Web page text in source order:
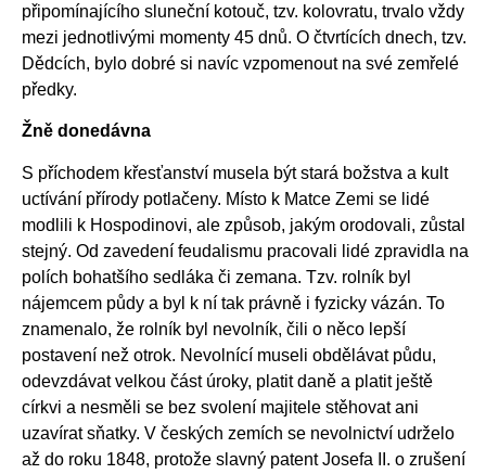
připomínajícího sluneční kotouč, tzv. kolovratu, trvalo vždy
mezi jednotlivými momenty 45 dnů. O čtvrtících dnech, tzv.
Dědcích, bylo dobré si navíc vzpomenout na své zemřelé
předky.
Žně donedávna
S příchodem křesťanství musela být stará božstva a kult
uctívání přírody potlačeny. Místo k Matce Zemi se lidé
modlili k Hospodinovi, ale způsob, jakým orodovali, zůstal
stejný. Od zavedení feudalismu pracovali lidé zpravidla na
polích bohatšího sedláka či zemana. Tzv. rolník byl
nájemcem půdy a byl k ní tak právně i fyzicky vázán. To
znamenalo, že rolník byl nevolník, čili o něco lepší
postavení než otrok. Nevolnící museli obdělávat půdu,
odevzdávat velkou část úroky, platit daně a platit ještě
církvi a nesměli se bez svolení majitele stěhovat ani
uzavírat sňatky. V českých zemích se nevolnictví udrželo
až do roku 1848, protože slavný patent Josefa II. o zrušení